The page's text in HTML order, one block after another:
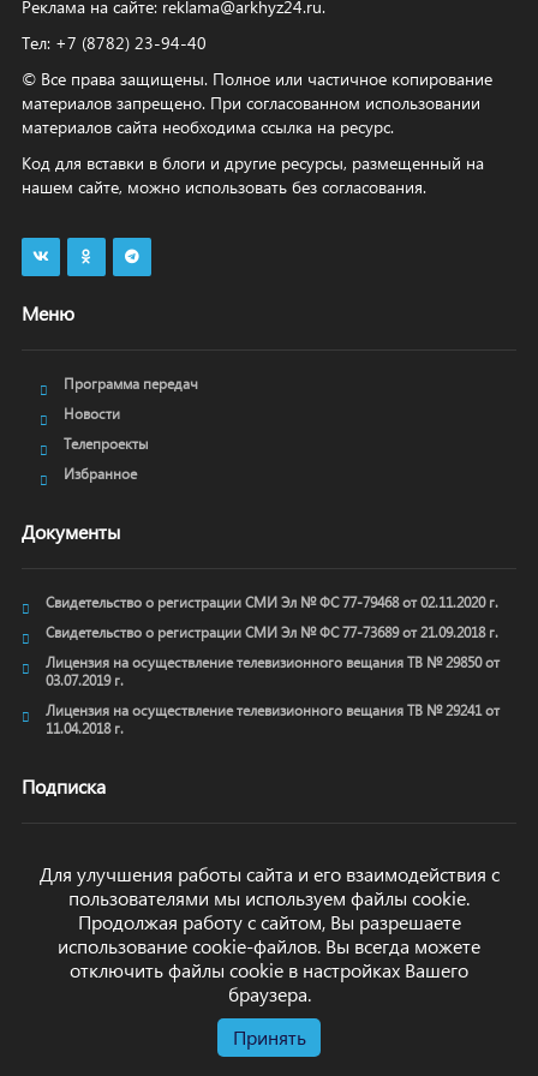
Реклама на сайте: reklama@arkhyz24.ru.
Тел: +7 (8782) 23‑94‑40
© Все права защищены. Полное или частичное копирование
материалов запрещено. При согласованном использовании
материалов сайта необходима ссылка на ресурс.
Код для вставки в блоги и другие ресурсы, размещенный на
нашем сайте, можно использовать без согласования.
Меню
Программа передач
Новости
Телепроекты
Избранное
Документы
Свидетельство о регистрации СМИ Эл № ФС 77-79468 от 02.11.2020 г.
Свидетельство о регистрации СМИ Эл № ФС 77-73689 от 21.09.2018 г.
Лицензия на осуществление телевизионного вещания ТВ № 29850 от
03.07.2019 г.
Лицензия на осуществление телевизионного вещания ТВ № 29241 от
11.04.2018 г.
Подписка
ОТПРАВИТЬ
. Все права защищены.
Для улучшения работы сайта и его взаимодействия с
пользователями мы используем файлы cookie.
Продолжая работу с сайтом, Вы разрешаете
использование cookie-файлов. Вы всегда можете
отключить файлы cookie в настройках Вашего
браузера.
Принять